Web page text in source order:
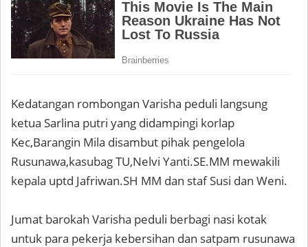
Kedatangan rombongan Varisha peduli langsung
ketua Sarlina putri yang didampingi korlap
Kec,Barangin Mila disambut pihak pengelola
Rusunawa,kasubag TU,Nelvi Yanti.SE.MM mewakili
kepala uptd Jafriwan.SH MM dan staf Susi dan Weni.
Jumat barokah Varisha peduli berbagi nasi kotak
untuk para pekerja kebersihan dan satpam rusunawa